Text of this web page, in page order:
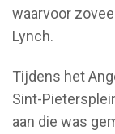
waarvoor
Lynch.
Tijdens het
Sint-
aan die was